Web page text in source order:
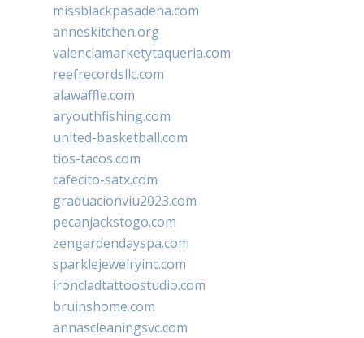
missblackpasadena.com
anneskitchen.org
valenciamarketytaqueria.com
reefrecordsllc.com
alawaffle.com
aryouthfishing.com
united-basketball.com
tios-tacos.com
cafecito-satx.com
graduacionviu2023.com
pecanjackstogo.com
zengardendayspa.com
sparklejewelryinc.com
ironcladtattoostudio.com
bruinshome.com
annascleaningsvc.com